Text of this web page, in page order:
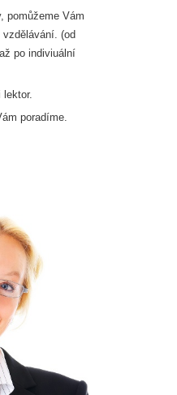
pomůžeme Vám
vzdělávání. (od
po indiviuální
lektor.
poradíme.